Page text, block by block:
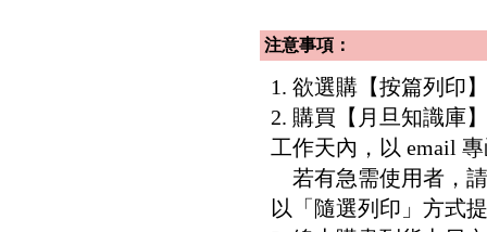
注意事項：
1. 欲選購【按篇列印
2. 購買【月旦知識庫
工作天內，以 email
若有急需使用者，請
以「隨選列印」方式